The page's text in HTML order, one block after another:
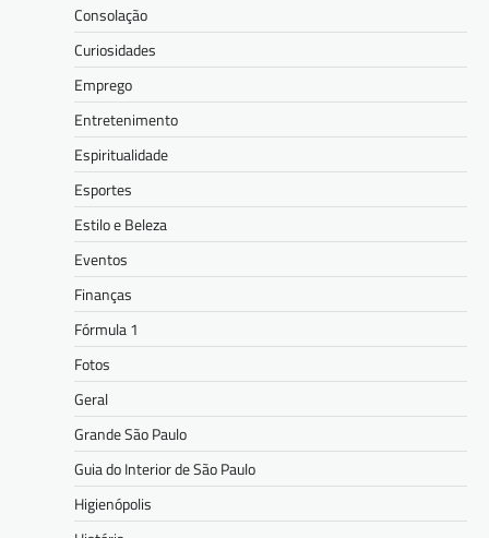
Consolação
Curiosidades
Emprego
Entretenimento
Espiritualidade
Esportes
Estilo e Beleza
Eventos
Finanças
Fórmula 1
Fotos
Geral
Grande São Paulo
Guia do Interior de São Paulo
Higienópolis